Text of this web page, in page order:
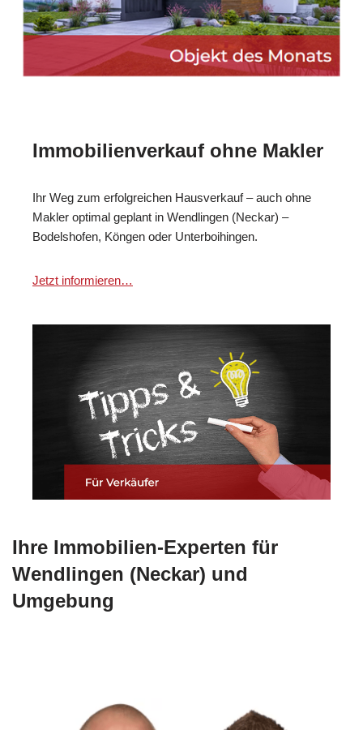
Immobilienverkauf ohne Makler
Ihr Weg zum erfolgreichen Hausverkauf – auch ohne
Makler optimal geplant in Wendlingen (Neckar) –
Bodelshofen, Köngen oder Unterboihingen.
Jetzt informieren…
Ihre Immobilien-Experten für
Wendlingen (Neckar) und
Umgebung